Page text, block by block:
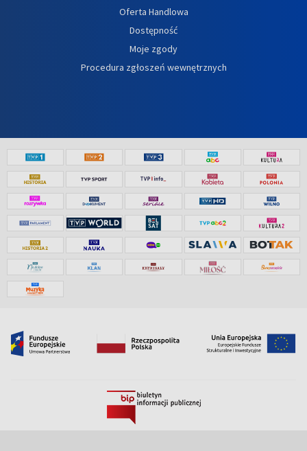
Oferta Handlowa
Dostępność
Moje zgody
Procedura zgłoszeń wewnętrznych